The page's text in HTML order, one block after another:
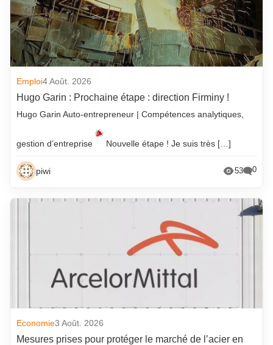
Emploi4 Août. 2026
Hugo Garin : Prochaine étape : direction Firminy !
Hugo Garin Auto-entrepreneur | Compétences analytiques,
gestion d’entreprise Nouvelle étape ! Je suis très […]
piwi 53 0
Economie3 Août. 2026
Mesures prises pour protéger le marché de l’acier en